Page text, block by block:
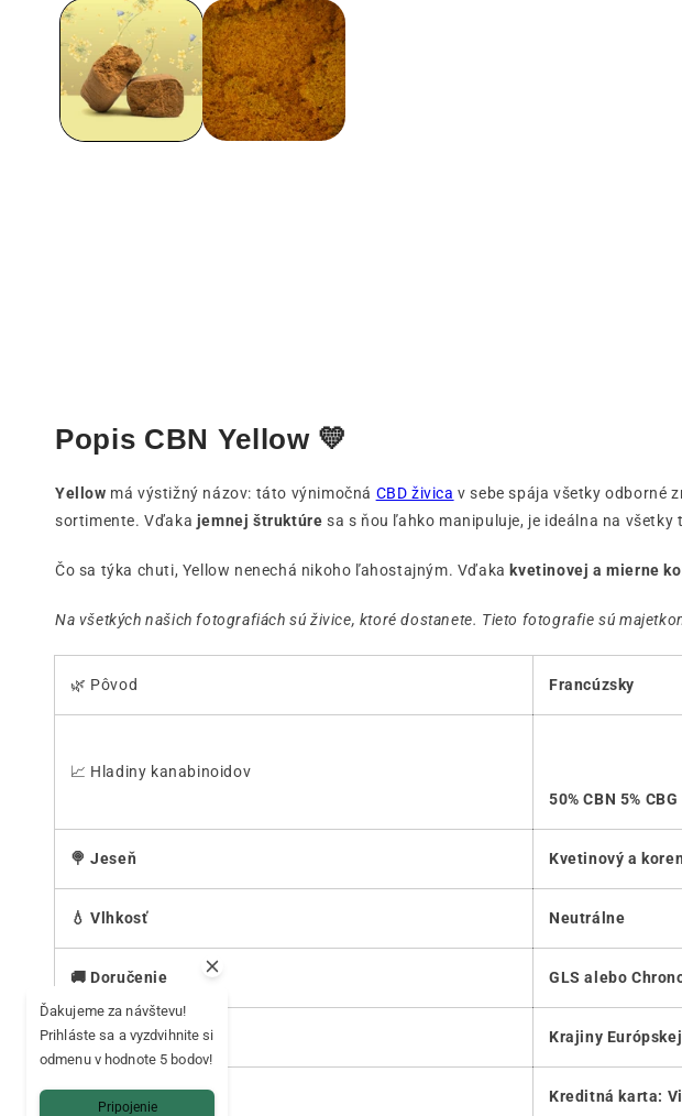
modálnom
okne
Popis CBN Yellow 💛
Yellow má výstižný názov: táto výnimočná CBD živica v sebe spája všetky odborné
sortimente. Vďaka jemnej štruktúre sa s ňou ľahko manipuluje, je ideálna na všetky
Čo sa týka chuti, Yellow nenechá nikoho ľahostajným. Vďaka kvetinovej a mierne
Na všetkých našich fotografiách sú živice, ktoré dostanete. Tieto fotografie sú
🌿 Pôvod Francúzsky
📈 Hladiny kanabinoidov
50% CBN 5% CBG
🍭 Jeseň Kvetinový a
💧 Vlhkosť Neutrálne
🚚 Doručenie GLS alebo
🌍 Krajina dodania Krajiny
💳 Bezpečná platba Kreditná karta:
Ďakujeme za návštevu!
Prihláste sa a vyzdvihnite si
odmenu v hodnote 5 bodov!
Pripojenie